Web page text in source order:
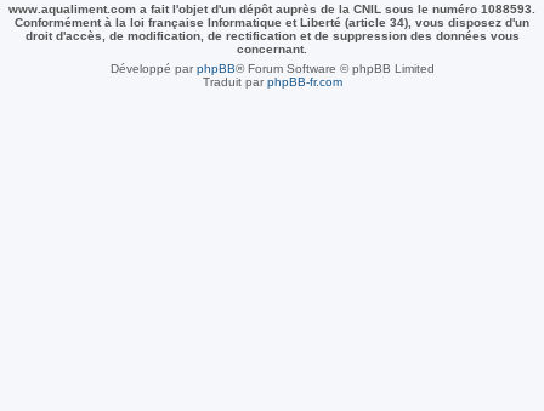
www.aqualiment.com a fait l'objet d'un dépôt auprès de la CNIL sous le numéro 1088593.
Conformément à la loi française Informatique et Liberté (article 34), vous disposez d'un
droit d'accès, de modification, de rectification et de suppression des données vous
concernant.
Développé parphpBB® Forum Software © phpBB Limited
Traduit parphpBB-fr.com